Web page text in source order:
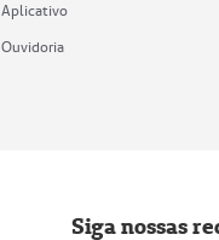
Aplicativo
Ouvidoria
Siga nossas